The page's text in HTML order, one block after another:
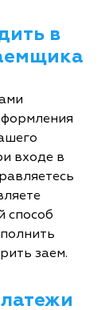
в
входе в
способ
заем.